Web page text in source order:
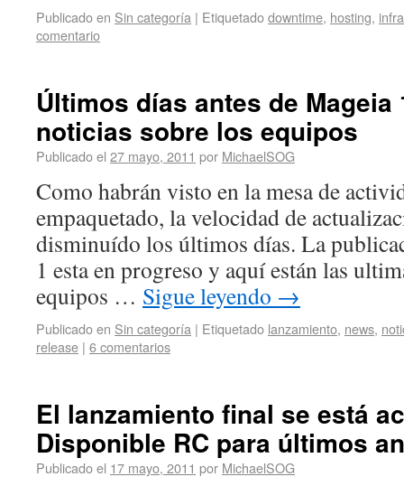
Publicado en Sin categoría | Etiquetadodowntime, hosting,
comentario
Últimos días antes de Mageia
noticias sobre los equipos
Publicado el 27 mayo, 2011 por MichaelSOG
Como habrán visto en la mesa de
empaquetado, la velocidad de
disminuído los últimos días. La
1 esta en progreso y aquí están las
equipos … Sigue leyendo →
Publicado en Sin categoría | Etiquetado lanzamiento, news,
release | 6 comentarios
El lanzamiento final se está
Disponible RC para últimos
Publicado el 17 mayo, 2011 por MichaelSOG